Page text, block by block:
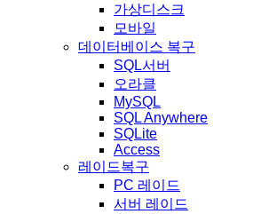
가상디스크
모바일
데이터베이스 복구
SQL서버
오라클
MySQL
SQL Anywhere
SQLite
Access
레이드복구
PC 레이드
서버 레이드